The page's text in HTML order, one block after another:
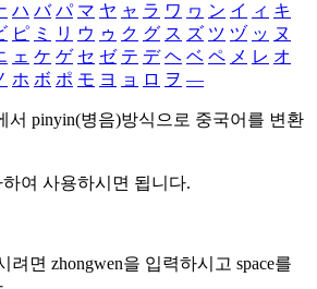
ハ バ パ マ ヤ ャ ラ ワ ヮ ン イ ィ キ
ピ ミ リ ウ ゥ ク グ ス ズ ツ ヅ ッ ヌ
ェ ケ ゲ セ ゼ テ デ ヘ ベ ペ メ レ オ
ホ ボ ポ モ ヨ ョ ロ ヲ ―
서 pinyin(병음)방식으로 중국어를 변환
여 사용하시면 됩니다.
려면 zhongwen을 입력하시고 space를